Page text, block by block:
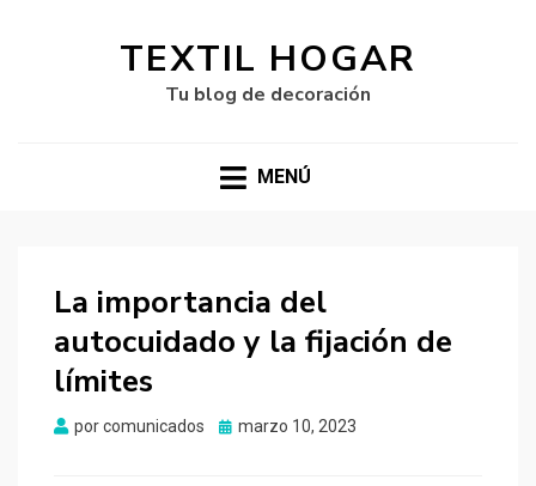
TEXTIL HOGAR
Tu blog de decoración
MENÚ
La importancia del
autocuidado y la fijación de
límites
porcomunicados
Publicado
marzo 10, 2023